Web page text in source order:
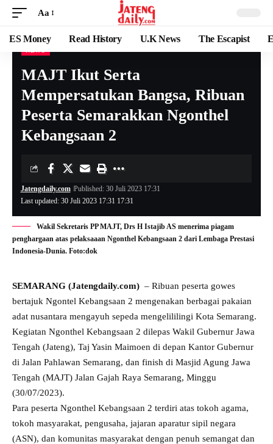
Aa
ES Money Read History U.K News The Escapist
MAJT Ikut Serta
Mempersatukan Bangsa, Ribuan
Peserta Semarakkan Ngonthel
Kebangsaan 2
Last updated: 30 Juli 2023 17:31 17:31
Jatengdaily.com Published: 30 Juli 2023 17:31
Wakil Sekretaris PP MAJT, Drs H Istajib AS menerima piagam
penghargaan atas pelaksaaan Ngonthel Kebangsaan 2 dari Lembaga Prestasi
Indonesia-Dunia. Foto:dok
SEMARANG (Jatengdaily.com) – Ribuan peserta gowes
bertajuk Ngontel Kebangsaan 2 mengenakan berbagai pakaian
adat nusantara mengayuh sepeda mengelililingi Kota Semarang.
Kegiatan Ngonthel Kebangsaan 2 dilepas Wakil Gubernur Jawa
Tengah (Jateng), Taj Yasin Maimoen di depan Kantor Gubernur
di Jalan Pahlawan Semarang, dan finish di Masjid Agung Jawa
Tengah (MAJT) Jalan Gajah Raya Semarang, Minggu
(30/07/2023).
Para peserta Ngonthel Kebangsaan 2 terdiri atas tokoh agama,
tokoh masyarakat, pengusaha, jajaran aparatur sipil negara
(ASN), dan komunitas masyarakat dengan penuh semangat dan